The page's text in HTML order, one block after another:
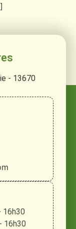
- 13670
16h30
16h30